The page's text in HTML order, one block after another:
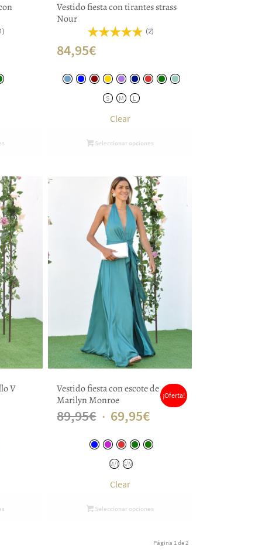
Vestido fiesta con tirantes strass
Nour
(2)
84,95€
S M L
Clear
Seleccionar opciones
V
Vestido fiesta con escote de
Marilyn Monroe
89,95€ El
precio
original
era:
69,95€El
precio
actual
¡Oferta!
M/L S/M
Clear
Seleccionar opciones
Página 1 de 2